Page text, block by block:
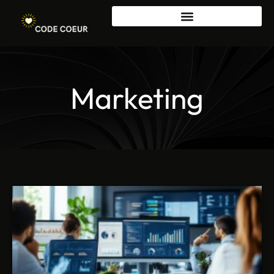
Marketing